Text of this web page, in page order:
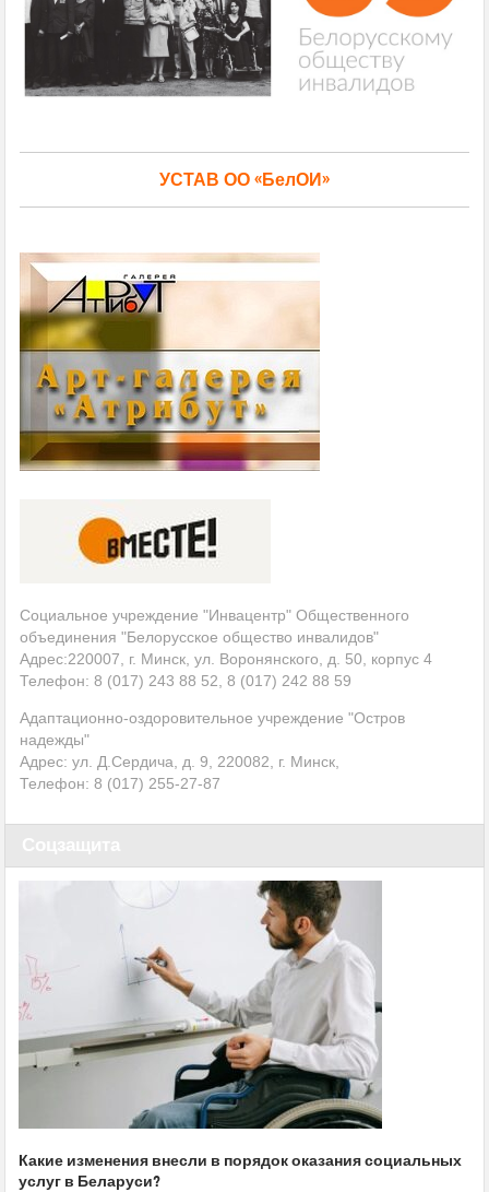
УСТАВ ОО «БелОИ»
Социальное учреждение "Инвацентр" Общественного
объединения "Белорусское общество инвалидов"
Адрес:220007, г. Минск, ул. Воронянского, д. 50, корпус 4
Телефон: 8 (017) 243 88 52, 8 (017) 242 88 59
Адаптационно-оздоровительное учреждение "Остров
надежды"
Адрес: ул. Д.Сердича, д. 9, 220082, г. Минск,
Телефон: 8 (017) 255-27-87
Какие изменения внесли в порядок оказания социальных
услуг в Беларуси?